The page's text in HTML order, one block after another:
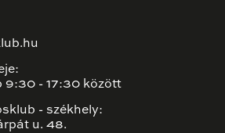
9:30 - 17:30 között
- székhely:
u. 48.